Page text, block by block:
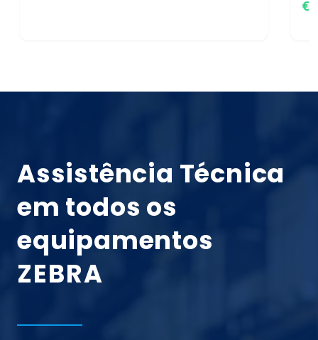
Assistência Técnica
em todos os
equipamentos
ZEBRA